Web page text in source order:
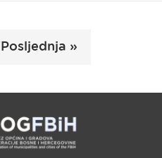
Posljednja
Posljednja »